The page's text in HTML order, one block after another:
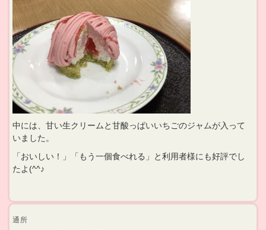
中には、甘い生クリームと甘酸っぱいいちごのジャムが入って
いました。
「おいしい！」「もう一個食べれる」と利用者様にも好評でし
たよ(^^♪
通所